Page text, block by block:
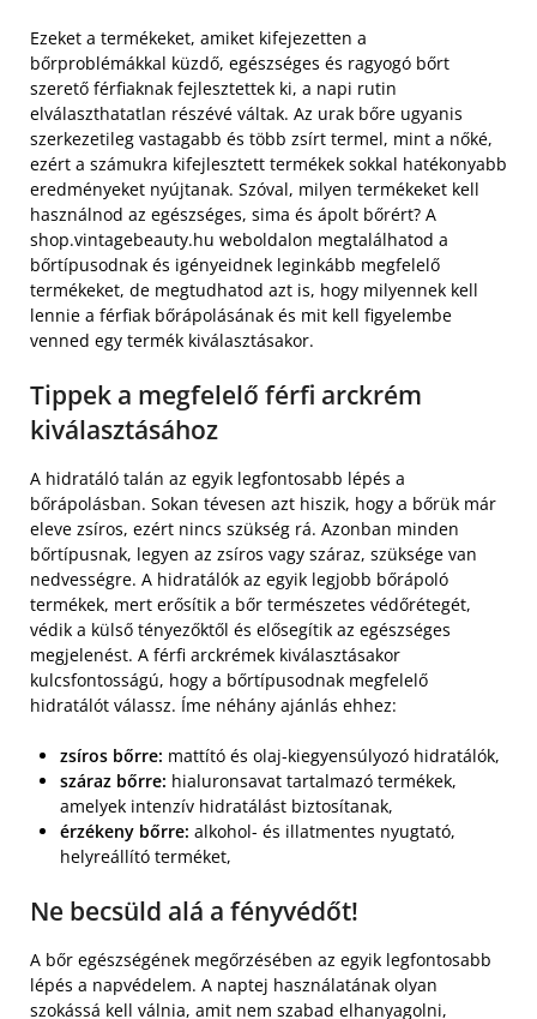
Ezeket a termékeket, amiket kifejezetten a
bőrproblémákkal küzdő, egészséges és ragyogó bőrt
szerető férfiaknak fejlesztettek ki, a napi rutin
elválaszthatatlan részévé váltak. Az urak bőre ugyanis
szerkezetileg vastagabb és több zsírt termel, mint a nőké,
ezért a számukra kifejlesztett termékek sokkal hatékonyabb
eredményeket nyújtanak. Szóval, milyen termékeket kell
használnod az egészséges, sima és ápolt bőrért? A
shop.vintagebeauty.hu weboldalon megtalálhatod a
bőrtípusodnak és igényeidnek leginkább megfelelő
termékeket, de megtudhatod azt is, hogy milyennek kell
lennie a férfiak bőrápolásának és mit kell figyelembe
venned egy termék kiválasztásakor.
Tippek a megfelelő férfi arckrém
kiválasztásához
A hidratáló talán az egyik legfontosabb lépés a
bőrápolásban. Sokan tévesen azt hiszik, hogy a bőrük már
eleve zsíros, ezért nincs szükség rá. Azonban minden
bőrtípusnak, legyen az zsíros vagy száraz, szüksége van
nedvességre. A hidratálók az egyik legjobb bőrápoló
termékek, mert erősítik a bőr természetes védőrétegét,
védik a külső tényezőktől és elősegítik az egészséges
megjelenést. A férfi arckrémek kiválasztásakor
kulcsfontosságú, hogy a bőrtípusodnak megfelelő
hidratálót válassz. Íme néhány ajánlás ehhez:
zsíros bőrre: mattító és olaj-kiegyensúlyozó hidratálók,
száraz bőrre: hialuronsavat tartalmazó termékek,
amelyek intenzív hidratálást biztosítanak,
érzékeny bőrre: alkohol- és illatmentes nyugtató,
helyreállító terméket,
Ne becsüld alá a fényvédőt!
A bőr egészségének megőrzésében az egyik legfontosabb
lépés a napvédelem. A naptej használatának olyan
szokássá kell válnia, amit nem szabad elhanyagolni,